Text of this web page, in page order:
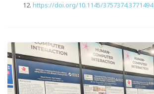
12.https://doi.org/10.1145/3757374.3771494